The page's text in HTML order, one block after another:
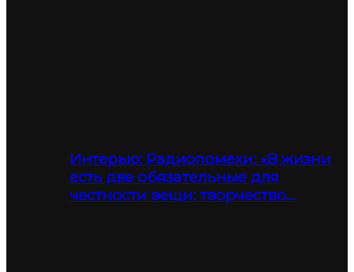
Интерью: Радиопомехи: «В жизни
есть две обязательные для
честности вещи: творчество…